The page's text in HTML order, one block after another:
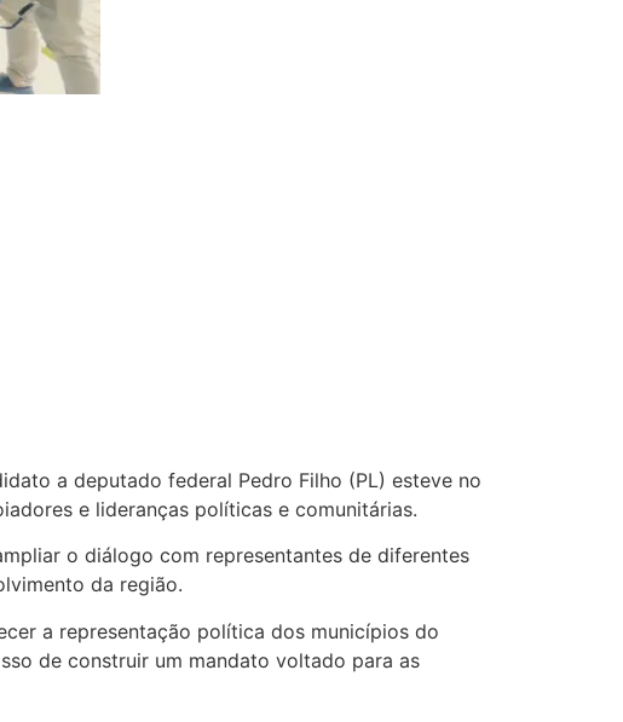
a deputado federal Pedro Filho (PL) esteve no
e lideranças políticas e comunitárias.
o diálogo com representantes de diferentes
da região.
a representação política dos municípios do
de construir um mandato voltado para as